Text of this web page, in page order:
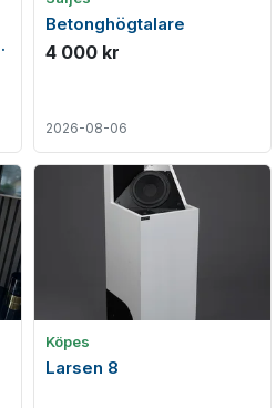
Betonghögtalare
4 000 kr
2026-08-06
Köpes
Larsen 8